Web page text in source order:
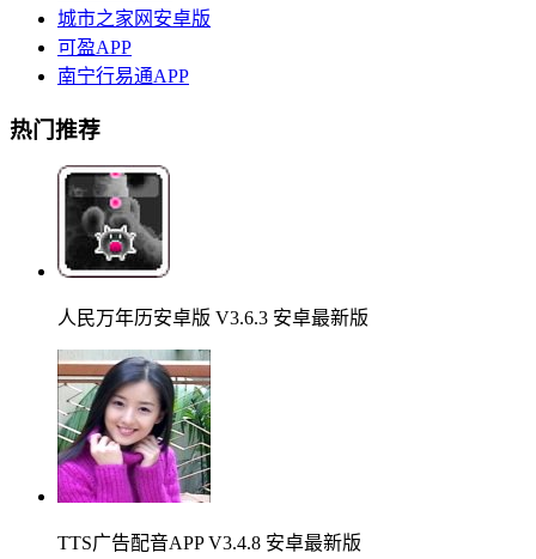
城市之家网安卓版
可盈APP
南宁行易通APP
热门推荐
人民万年历安卓版 V3.6.3 安卓最新版
TTS广告配音APP V3.4.8 安卓最新版